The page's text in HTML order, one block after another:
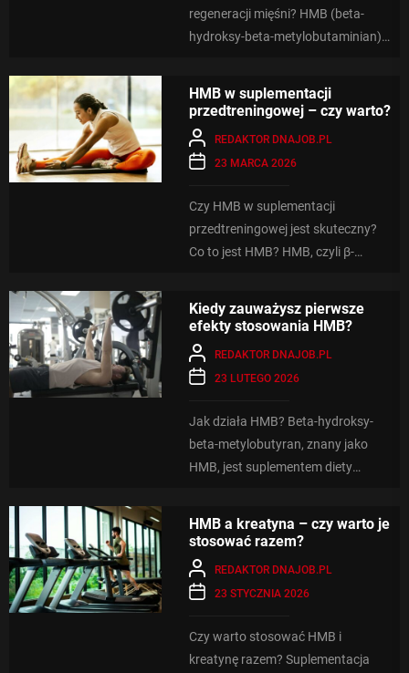
regeneracji mięśni? HMB (beta-
hydroksy-beta-metylobutaminian)
celu wspierania procesu
regeneracji...
HMB w suplementacji
przedtreningowej – czy warto?
REDAKTOR DNAJOB.PL
23 MARCA 2026
Czy HMB w suplementacji
przedtreningowej jest skuteczny?
Co to jest HMB? HMB, czyli β-
metyloestrem kwasu...
Kiedy zauważysz pierwsze
efekty stosowania HMB?
REDAKTOR DNAJOB.PL
23 LUTEGO 2026
Jak działa HMB? Beta-hydroksy-
beta-metylobutyran, znany jako
HMB, jest suplementem diety
pochodną aminokwasu leucyny,...
HMB a kreatyna – czy warto je
stosować razem?
REDAKTOR DNAJOB.PL
23 STYCZNIA 2026
Czy warto stosować HMB i
kreatynę razem? Suplementacja